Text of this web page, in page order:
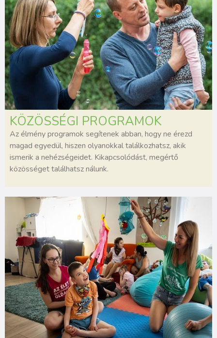
KÖZÖSSÉGI PROGRAMOK
Az élmény programok segítenek abban, hogy ne érezd
magad egyedül, hiszen olyanokkal találkozhatsz, akik
ismerik a nehézségeidet. Kikapcsolódást, megértő
közösséget találhatsz nálunk.